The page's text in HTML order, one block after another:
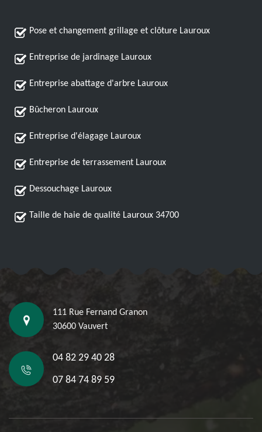
Pose et changement grillage et clôture Lauroux
Entreprise de jardinage Lauroux
Entreprise abattage d'arbre Lauroux
Bûcheron Lauroux
Entreprise d'élagage Lauroux
Entreprise de terrassement Lauroux
Dessouchage Lauroux
Taille de haie de qualité Lauroux 34700
111 Rue Fernand Granon
30600 Vauvert
04 82 29 40 28
07 84 74 89 59